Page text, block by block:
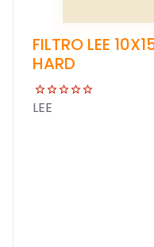
FILTRO LEE
HARD
LEE